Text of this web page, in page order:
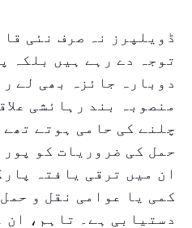
ڈویلپرز نہ صرف نئی
توجہ دے رہے ہیں بلکہ
دوبارہ جائزہ بھی لے
منصوبہ بند رہائشی
چلنے کی حامی ہوتے
حمل کی ضروریات کو
ان میں ترقی یافتہ
کمی یا عوامی نقل و
دستیابی ہے۔ تاہم، ان